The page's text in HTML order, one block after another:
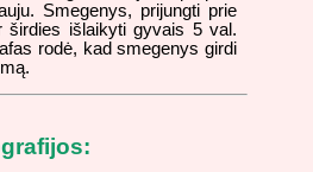
Smegenys, prijungti prie
širdies išlaikyti gyvais 5 val.
rodė, kad smegenys girdi